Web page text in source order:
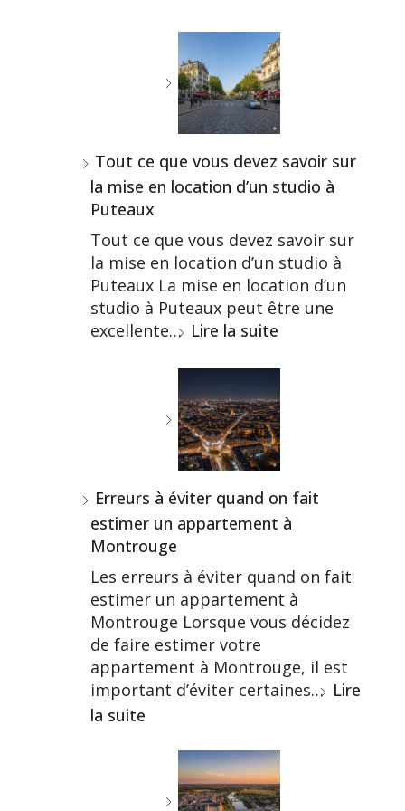
Tout ce que vous devez savoir sur
la mise en location d’un studio à
Puteaux
Tout ce que vous devez savoir sur
la mise en location d’un studio à
Puteaux La mise en location d’un
studio à Puteaux peut être une
excellente… Lire la suite
Erreurs à éviter quand on fait
estimer un appartement à
Montrouge
Les erreurs à éviter quand on fait
estimer un appartement à
Montrouge Lorsque vous décidez
de faire estimer votre
appartement à Montrouge, il est
important d’éviter certaines… Lire
la suite